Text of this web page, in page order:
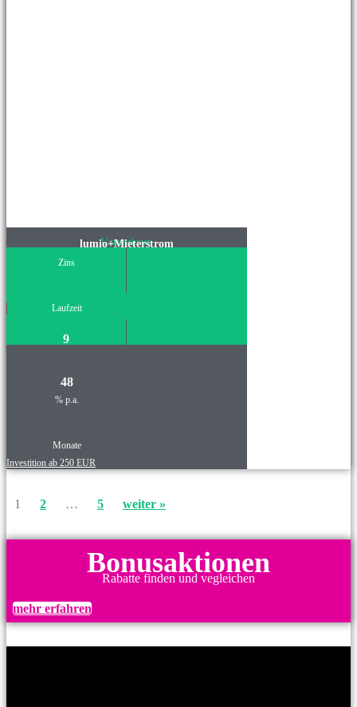
Unternehmen
lumio+Mieterstrom
Zins
Laufzeit
9
48
% p.a.
Monate
Investition ab 250 EUR
1 2 … 5 weiter »
Bonusaktionen
Rabatte finden und vegleichen
mehr erfahren